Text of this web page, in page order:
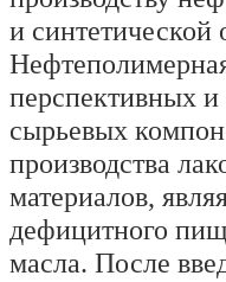
и
перспективных
сырьевых
производства
материалов,
дефицитного
масла. После